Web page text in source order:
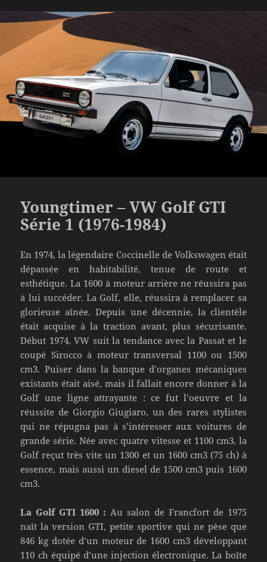
b
o
k
g
er
Youngtimer – VW Golf GTI
Série 1 (1976-1984)
En 1974, la légendaire Coccinelle de Volkswagen était
dépassée en habitabilité, tenue de route et
esthétique. La 1600 à moteur arrière ne réussira pas
à lui succéder. La Golf, elle, réussira à remplacer sa
glorieuse aînée. Depuis une décennie, la clientèle
était acquise à la traction avant, plus sécurisante.
Début 1974, VW suit la tendance avec la Passat et le
coupé Sirocco à moteur transversal 1100 ou 1500
cm3. Puiser dans la banque d’organes mécaniques
existants était aisé, mais il fallait encore donner à la
Golf une ligne attrayante : ce fut l’oeuvre et la
réussite de Giorgio Giugiaro, un des rares stylistes
qui ne répugna pas à s’intéresser aux voitures de
grande série. Née avec quatre vitesse et 1100 cm3, la
Golf reçut très vite un 1300 et un 1600 cm3 (75 ch) à
essence, mais aussi un diesel de 1500 cm3 puis 1600
cm3.
La Golf GTI 1600 : Au salon de Francfort de 1975
naît la version GTI, petite sportive qui ne pèse que
846 kg dotée d’un moteur de 1600 cm3 développant
110 ch équipé d’une injection électronique. La boîte